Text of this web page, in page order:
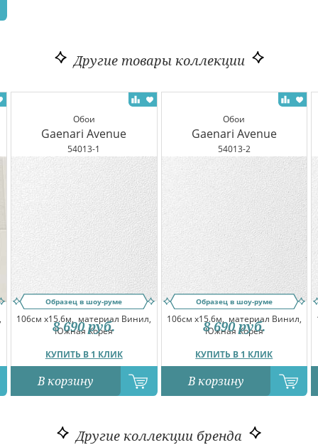
Другие товары коллекции
Обои
Gaenari Avenue
54013-1
Образец в шоу-руме
106см x15.6м, материал Винил,
Южная Корея
КУПИТЬ В 1 КЛИК
8 690 руб.
В корзину
Обои
Gaenari Avenue
54013-2
Образец в шоу-руме
106см x15.6м, материал Винил,
Южная Корея
КУПИТЬ В 1 КЛИК
8 690 руб.
В корзину
Другие коллекции бренда